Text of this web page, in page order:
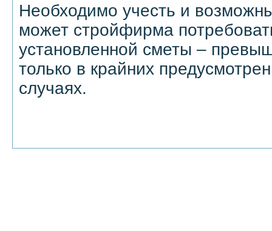
Необходимо учесть и
может стройфирма
установленной сметы –
только в крайних
случаях.